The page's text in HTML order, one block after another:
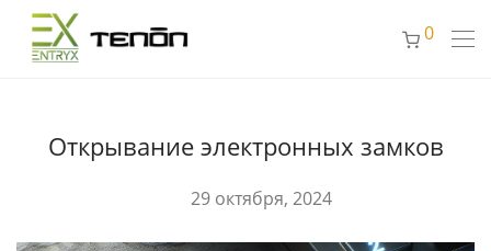
0
Открывание электронных замков
29 октября, 2024